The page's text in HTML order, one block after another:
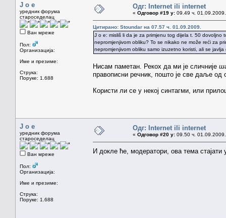
J o e
уредник форума
староседелац
Ван мреже
Пол:
Организација:
Име и презиме:
Струка:
Поруке: 1.688
Одг: Internet ili internet
« Одговор #19 у: 09.49 ч.
Цитирано: Stoundar на 07.57 ч. 01.09.2009.
J o e: misliš li da je za primjenu tog dijela t. 50 dovoljno
nepromjenjivom obliku? To se nikako ne može reći za
nepromjenjivom obliku samo izuzetno koristi, ali se
Нисам паметан. Рекох да ми је сличније
правописни речник, пошто је све даље од
Користи ли се у некој синтагми, или
J o e
уредник форума
староседелац
Ван мреже
Пол:
Организација:
Име и презиме:
Струка:
Поруке: 1.688
Одг: Internet ili internet
« Одговор #20 у: 09.50 ч.
И докле ће, модератори, ова тема